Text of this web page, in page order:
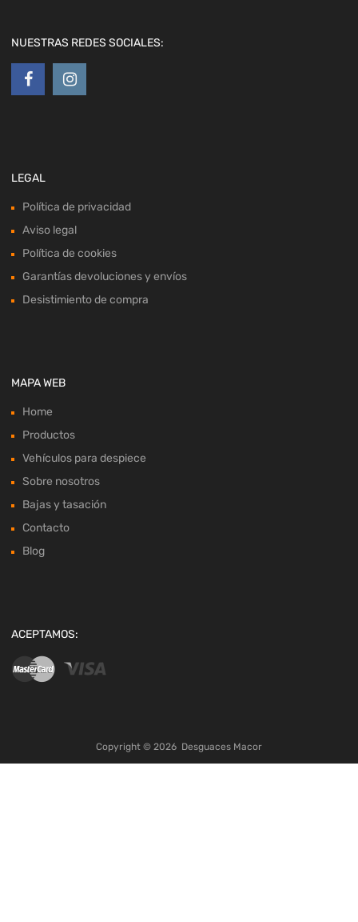
NUESTRAS REDES SOCIALES:
LEGAL
Política de privacidad
Aviso legal
Política de cookies
Garantías devoluciones y envíos
Desistimiento de compra
MAPA WEB
Home
Productos
Vehículos para despiece
Sobre nosotros
Bajas y tasación
Contacto
Blog
ACEPTAMOS:
Copyright © 2026 Desguaces Macor